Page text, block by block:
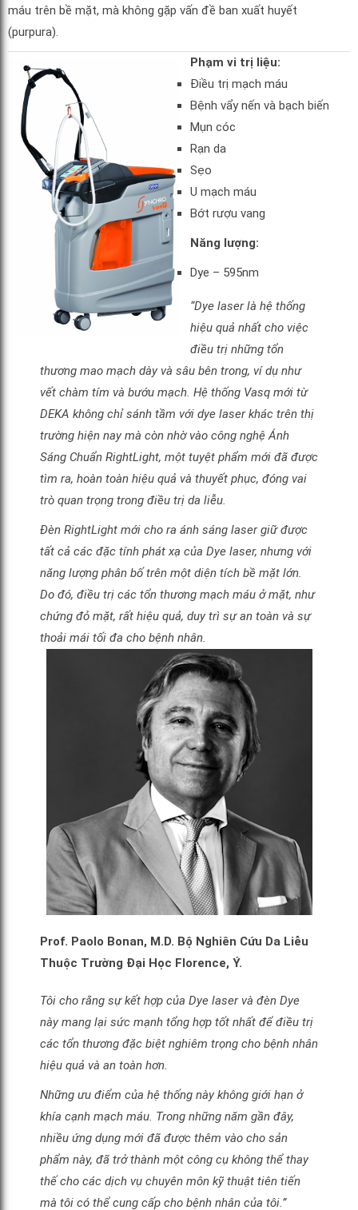
máu trên bề mặt, mà không gặp vấn đề ban xuất huyết
(purpura).
Phạm vi trị liệu:
Điều trị mạch máu
Bệnh vẩy nến và bạch biến
Mụn cóc
Rạn da
Sẹo
U mạch máu
Bớt rượu vang
Năng lượng:
Dye – 595nm
“Dye laser là hệ thống
hiệu quả nhất cho việc
điều trị những tổn
thương mao mạch dày và sâu bên trong, ví dụ như
vết chàm tím và bướu mạch. Hệ thống Vasq mới từ
DEKA không chỉ sánh tầm với dye laser khác trên thị
trường hiện nay mà còn nhờ vào công nghệ Ánh
Sáng Chuẩn RightLight, một tuyệt phẩm mới đã được
tìm ra, hoàn toàn hiệu quả và thuyết phục, đóng vai
trò quan trọng trong điều trị da liễu.
Đèn RightLight mới cho ra ánh sáng laser giữ được
tất cả các đặc tính phát xạ của Dye laser, nhưng với
năng lượng phân bố trên một diện tích bề mặt lớn.
Do đó, điều trị các tổn thương mạch máu ở mặt, như
chứng đỏ mặt, rất hiệu quả, duy trì sự an toàn và sự
thoải mái tối đa cho bệnh nhân.
Prof. Paolo Bonan, M.D. Bộ Nghiên Cứu Da Liễu
Thuộc Trường Đại Học Florence, Ý.
Tôi cho rằng sự kết hợp của Dye laser và đèn Dye
này mang lại sức mạnh tổng hợp tốt nhất để điều trị
các tổn thương đặc biệt nghiêm trọng cho bệnh nhân
hiệu quả và an toàn hơn.
Những ưu điểm của hệ thống này không giới hạn ở
khía cạnh mạch máu. Trong những năm gần đây,
nhiều ứng dụng mới đã được thêm vào cho sản
phẩm này, đã trở thành một công cụ không thể thay
thế cho các dịch vụ chuyên môn kỹ thuật tiên tiến
mà tôi có thể cung cấp cho bệnh nhân của tôi.”